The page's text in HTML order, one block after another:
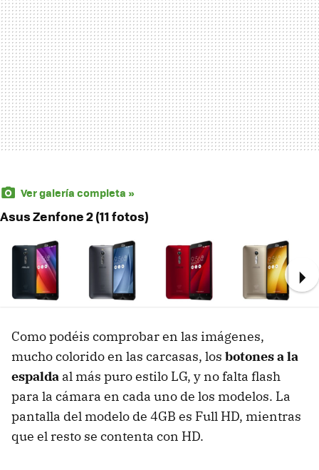
Ver galería completa »
Asus Zenfone 2 (11 fotos)
Como podéis comprobar en las imágenes,
mucho colorido en las carcasas, los botones a la
espalda al más puro estilo LG, y no falta flash
para la cámara en cada uno de los modelos. La
pantalla del modelo de 4GB es Full HD, mientras
que el resto se contenta con HD.